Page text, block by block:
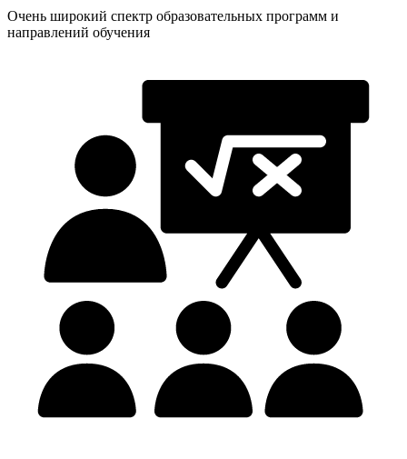
Очень широкий спектр образовательных программ и
направлений обучения